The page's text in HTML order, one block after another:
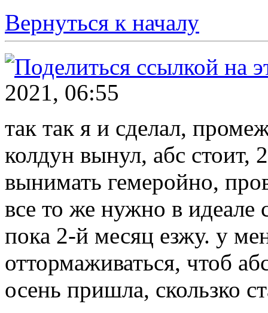
Вернуться к началу
2021, 06:55
так так я и сделал,
колдун вынул, абс стоит,
вынимать гемеройно,
все то же нужно в идеале
пока 2-й месяц езжу. у
оттормаживаться, чтоб
осень пришла, скользко